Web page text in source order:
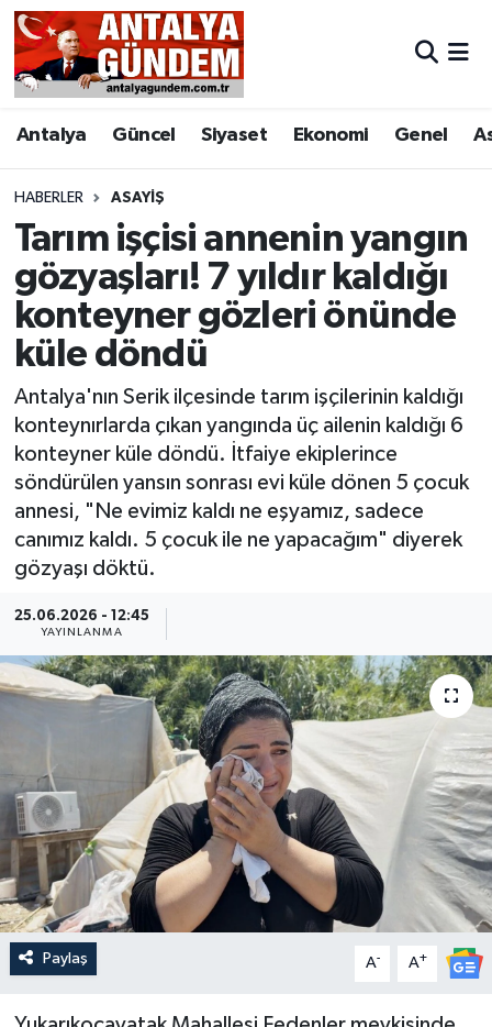
Antalya Güncel Siyaset Ekonomi Genel
HABERLER ASAYIŞ
Tarım işçisi annenin yangın
gözyaşları! 7 yıldır kaldığı
konteyner gözleri önünde
küle döndü
Antalya'nın Serik ilçesinde tarım işçilerinin kaldığı
konteynırlarda çıkan yangında üç ailenin kaldığı 6
konteyner küle döndü. İtfaiye ekiplerince
söndürülen yansın sonrası evi küle dönen 5 çocuk
annesi, "Ne evimiz kaldı ne eşyamız, sadece
canımız kaldı. 5 çocuk ile ne yapacağım" diyerek
gözyaşı döktü.
25.06.2026 - 12:45
YAYINLANMA
Paylaş A- A+
Antalya
Asayiş
Bilim & Teknoloji
Bölge
EĞİTİM
Ekonomi
Genel
Görüntülü Haber
Güncel
Resmi İlan
Sağlık & Yaşam
Siyaset
Spor
Antalya Nöbetçi Eczaneler
Antalya Hava Durumu
Antalya Namaz Vakitleri
Antalya Trafik Yoğunluk Haritası
Süper Lig Puan Durumu ve Fikstür
Tüm Manşetler
Son Dakika Haberleri
Haber Arşivi